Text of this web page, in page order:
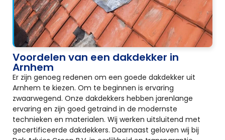
Voordelen van een dakdekker in
Arnhem
Er zijn genoeg redenen om een goede dakdekker uit
Arnhem te kiezen. Om te beginnen is ervaring
zwaarwegend. Onze dakdekkers hebben jarenlange
ervaring en zijn goed getraind in de modernste
technieken en materialen. Wij werken uitsluitend met
gecertificeerde dakdekkers. Daarnaast geloven wij bij